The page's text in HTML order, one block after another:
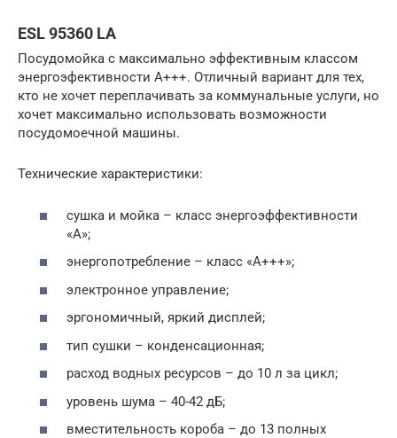
ESL 95360 LA
Посудомойка с максимально эффективным классом
энергоэфективности А+++. Отличный вариант для тех,
кто не хочет переплачивать за коммунальные услуги, но
хочет максимально использовать возможности
посудомоечной машины.
Технические характеристики:
сушка и мойка – класс энергоэффективности
«А»;
энергопотребление – класс «А+++»;
электронное управление;
эргономичный, яркий дисплей;
тип сушки – конденсационная;
расход водных ресурсов – до 10 л за цикл;
уровень шума – 40-42 дБ;
вместительность короба – до 13 полных